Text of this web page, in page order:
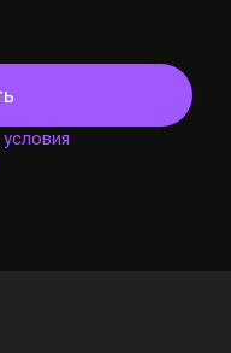
условия